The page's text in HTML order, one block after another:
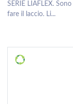
SERIE LIAFLEX.
fare il laccio. Li...